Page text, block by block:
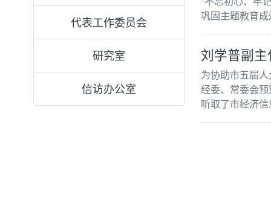
代表工作委员会
研究室
信访办公室
巩固主题教育
刘学普副
为协助市五届
经委、常委会
听取了市经济